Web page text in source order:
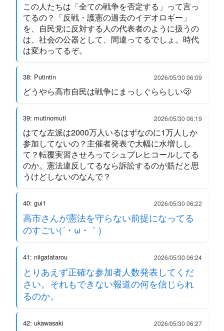
この人たちは「全ての戦争を否定する」って言っ
てるの？「反戦・護憲の過去のイデオロギー」
を、自民党に反対する人の代表者のように扱うの
は、社会の公器として、間違ってるでしょ。時代
は変わってるぞ。
38: Putintin 2026/05/30 06:09
どうやら高市自民は戦争にまっしぐららしい🫢
39: mutinomuti 2026/05/30 06:19
はてな左派は2000万人いるはずなのに1万人しか
参加してないの？主催者発表で大幅に水増しし
て？転覆実習させろってシュプレヒコールしてる
のか。憲法違反してるなら訴訟するのが筋だと思
うけどしないのなんで？
40: gui1 2026/05/30 06:22
高市さんが憲法を守らない前提になってる
のすごい(´・ω・｀)
41: niigatatarou 2026/05/30 06:24
とりあえず正確な参加者人数発表してくだ
さい。それもできない報道の何を信じられ
るのか。
42: ukawasaki 2026/05/30 06:27